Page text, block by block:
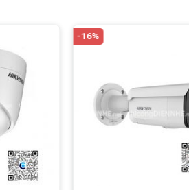
tiếp trên camera) hoặc tài khoản
Android.
lượng ít từ
tại: Phòng
thông, Văn phòng công trình…
-16%